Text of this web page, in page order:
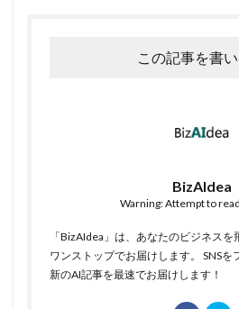
この記事を書
BizAIdea
Warning: Attempt to
「BizAIdea」は、あなたのビジネス
ワンストップでお届けします。 SNS
新のAI記事を最速でお届けします！